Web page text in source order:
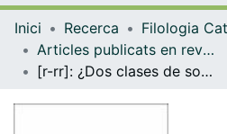
Inici Recerca
Articles publicats en revistes (Filologia Catalana i Lingüística General)
[r-rr]: ¿Dos clases de sonidos?